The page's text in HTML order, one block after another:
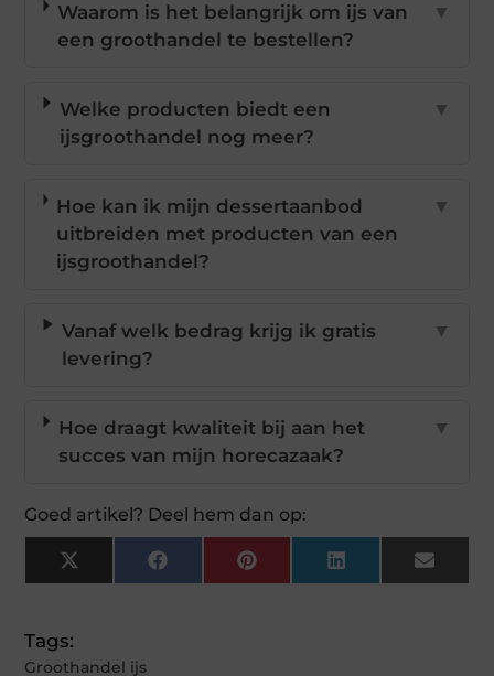
Waarom is het belangrijk om ijs van
een groothandel te bestellen?
▼
Welke producten biedt een
ijsgroothandel nog meer?
▼
Hoe kan ik mijn dessertaanbod
uitbreiden met producten van een
ijsgroothandel?
▼
Vanaf welk bedrag krijg ik gratis
levering?
▼
Hoe draagt kwaliteit bij aan het
succes van mijn horecazaak?
▼
Goed artikel? Deel hem dan op:
X
(Twitter)
FacebookPinterestLinkedInEmail
Tags:
Groothandel ijs